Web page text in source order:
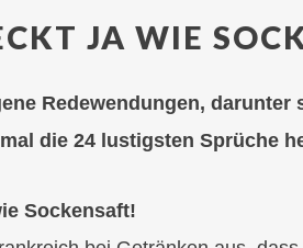
JA WIE
Redewendungen,
die 24 lustigsten Sprüche
Sockensaft!